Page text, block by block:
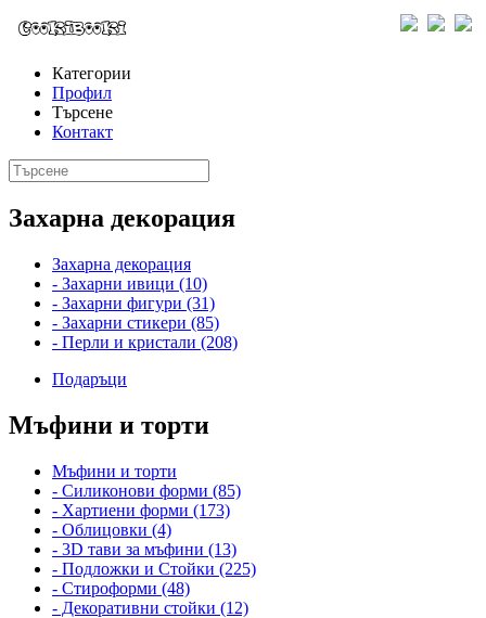
Категории
Профил
Търсене
Контакт
Захарна декорация
Захарна декорация
- Захарни ивици (10)
- Захарни фигури (31)
- Захарни стикери (85)
- Перли и кристали (208)
Подаръци
Мъфини и торти
Мъфини и торти
- Силиконови форми (85)
- Хартиени форми (173)
- Облицовки (4)
- 3D тави за мъфини (13)
- Подложки и Стойки (225)
- Стироформи (48)
- Декоративни стойки (12)